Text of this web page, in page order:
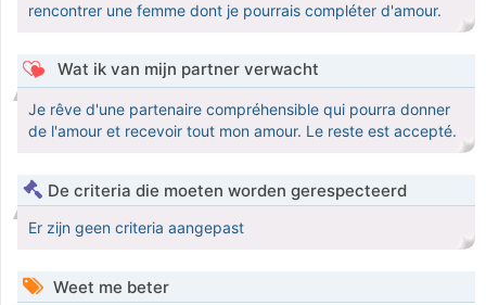
rencontrer une femme dont je pourrais compléter d'amour.
Wat ik van mijn partner verwacht
Je rêve d'une partenaire compréhensible qui pourra donner
de l'amour et recevoir tout mon amour. Le reste est accepté.
De criteria die moeten worden gerespecteerd
Er zijn geen criteria aangepast
Weet me beter